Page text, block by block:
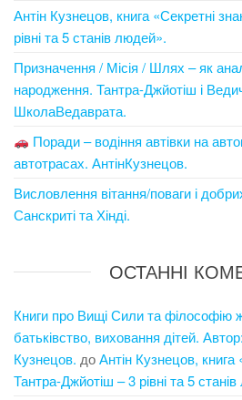
Антін Кузнецов, книга «Секретні
рівні та 5 станів людей».
Призначення / Місія / Шлях – як
народження. Тантра-Джйотіш і
ШколаВедаврата.
Поради – водіння автівки на
автотрасах. АнтінКузнецов.
Висловлення вітання/поваги і
Санскриті та Хінді.
ОСТАННІ
Книги про Вищі Сили та філософію
батьківство, виховання дітей.
Кузнецов. доАнтін Кузнецов, книга
Тантра-Джйотіш – 3 рівні та 5